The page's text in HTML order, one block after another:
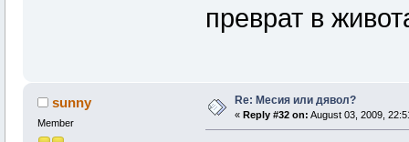
преврат в
sunny
Member
Re: Месия или дявол?
« Reply #32 on: August 03, 2009,